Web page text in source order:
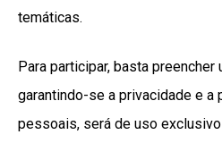
temáticas.
Para participar, basta preencher
garantindo-se a privacidade e a
pessoais, será de uso